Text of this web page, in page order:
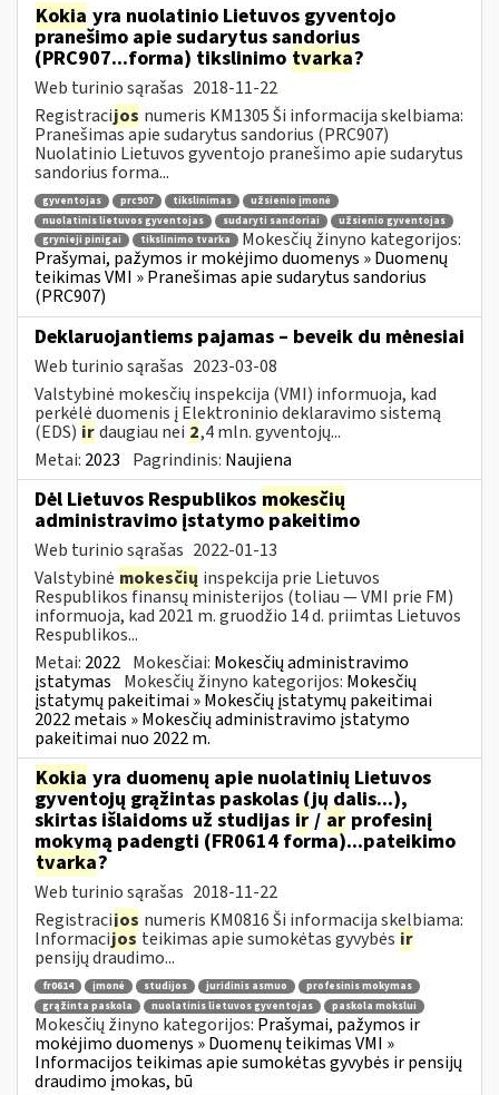
Kokia yra nuolatinio Lietuvos gyventojo
pranešimo apie sudarytus sandorius
(PRC907...forma) tikslinimo tvarka?
Web turinio sąrašas 2018-11-22
Registracijos numeris KM1305 Ši informacija skelbiama:
Pranešimas apie sudarytus sandorius (PRC907)
Nuolatinio Lietuvos gyventojo pranešimo apie sudarytus
sandorius forma...
gyventojas prc907 tikslinimas
užsienio įmonė
nuolatinis lietuvos gyventojas
sudaryti sandoriai
užsienio gyventojas
grynieji pinigai
tikslinimo tvarka
Mokesčių žinyno kategorijos:
Prašymai, pažymos ir mokėjimo duomenys » Duomenų
teikimas VMI » Pranešimas apie sudarytus sandorius
(PRC907)
Deklaruojantiems pajamas – beveik du mėnesiai
Web turinio sąrašas 2023-03-08
Valstybinė mokesčių inspekcija (VMI) informuoja, kad
perkėlė duomenis į Elektroninio deklaravimo sistemą
(EDS) irdaugiau nei 2,4 mln. gyventojų...
Metai: 2023 Pagrindinis: Naujiena
Dėl Lietuvos Respublikos mokesčių
administravimo įstatymo pakeitimo
Web turinio sąrašas 2022-01-13
Valstybinė mokesčių inspekcija prie Lietuvos
Respublikos finansų ministerijos (toliau — VMI prie FM)
informuoja, kad 2021 m. gruodžio 14 d. priimtas Lietuvos
Respublikos...
Metai: 2022 Mokesčiai: Mokesčių administravimo
įstatymas Mokesčių žinyno kategorijos: Mokesčių
įstatymų pakeitimai » Mokesčių įstatymų pakeitimai
2022 metais » Mokesčių administravimo įstatymo
pakeitimai nuo 2022 m.
Kokia yra duomenų apie nuolatinių Lietuvos
gyventojų grąžintas paskolas (jų dalis...),
skirtas išlaidoms už studijas ir / ar profesinį
mokymą padengti (FR0614 forma)...pateikimo
tvarka?
Web turinio sąrašas 2018-11-22
Registracijos numeris KM0816 Ši informacija skelbiama:
Informacijosteikimas apie sumokėtas gyvybės ir
pensijų draudimo...
fr0614 įmonė studijos juridinis asmuo
profesinis mokymas
grąžinta paskola
nuolatinis lietuvos gyventojas paskola mokslui
Mokesčių žinyno kategorijos: Prašymai, pažymos ir
mokėjimo duomenys » Duomenų teikimas VMI »
Informacijos teikimas apie sumokėtas gyvybės ir pensijų
draudimo įmokas, bū